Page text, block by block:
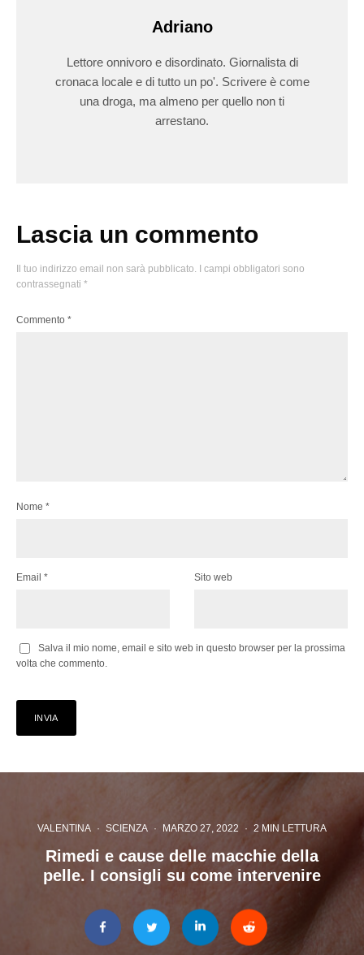
Adriano
Lettore onnivoro e disordinato. Giornalista di
cronaca locale e di tutto un po'. Scrivere è come
una droga, ma almeno per quello non ti
arrestano.
Lascia un commento
Il tuo indirizzo email non sarà pubblicato.
I campi obbligatori sono
contrassegnati *
Commento *
Nome *
Email * Sito web
Salva il mio nome, email e sito web in questo browser per la prossima
volta che commento.
VALENTINA · SCIENZA · MARZO 27, 2022 · 2 MIN LETTURA
Rimedi e cause delle macchie della
pelle. I consigli su come intervenire